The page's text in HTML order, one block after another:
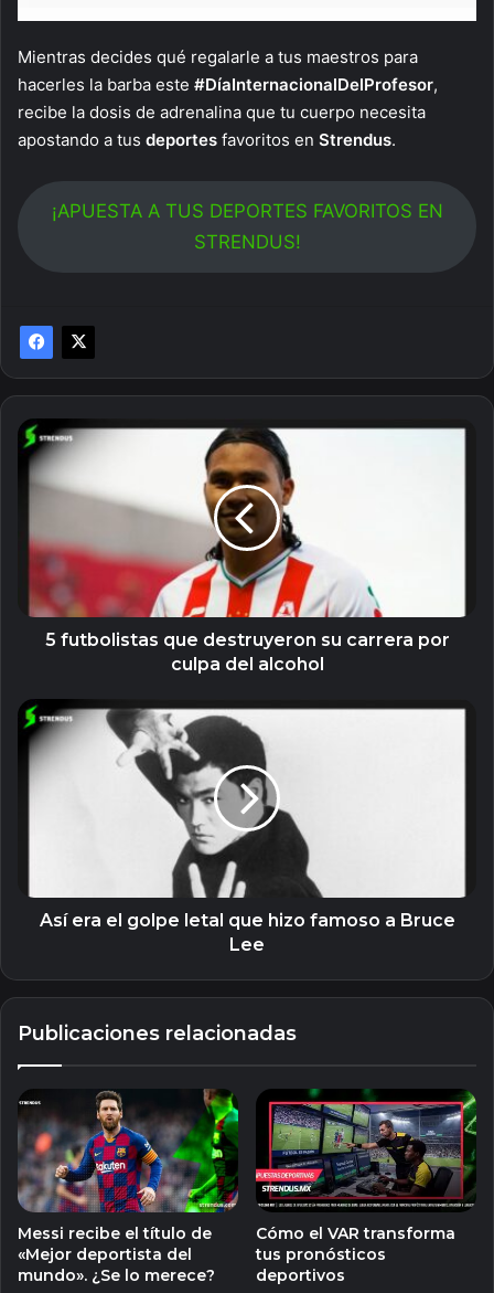
Mientras decides qué regalarle a tus maestros para
hacerles la barba este #DíaInternacionalDelProfesor,
recibe la dosis de adrenalina que tu cuerpo necesita
apostando a tus deportes favoritos en Strendus.
¡APUESTA A TUS DEPORTES FAVORITOS EN
STRENDUS!
5
futbolistas
que
destruyeron
carrera
del
alcohol5 futbolistas que destruyeron su carrera por
culpa del alcohol
Así
era
BruceAsí era el golpe letal que hizo famoso a Bruce
Lee
Publicaciones relacionadas
Messi recibe el título de
«Mejor deportista del
mundo». ¿Se lo merece?
Cómo el VAR transforma
tus pronósticos
deportivos